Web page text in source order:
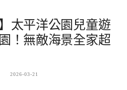
太平洋公園兒童遊
！無敵海景全家超
2026-03-21